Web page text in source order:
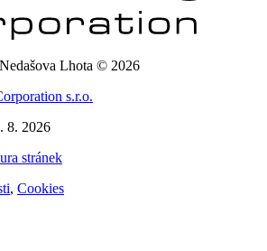
Lhota © 2026
s.r.o.
8. 2026
stránek
, Cookies